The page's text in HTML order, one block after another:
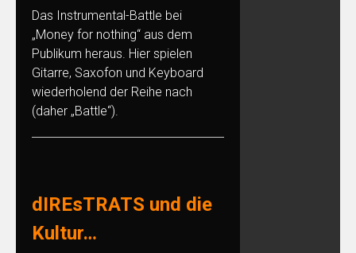
Das Instrumental-Battle bei
„Money for nothing“ aus dem
Publikum heraus. Hier spielen
Gitarre, Saxofon und Keyboard
wiederholend der Reihe nach
(daher „Battle“).
dIREsTRATS und die
Kultur…